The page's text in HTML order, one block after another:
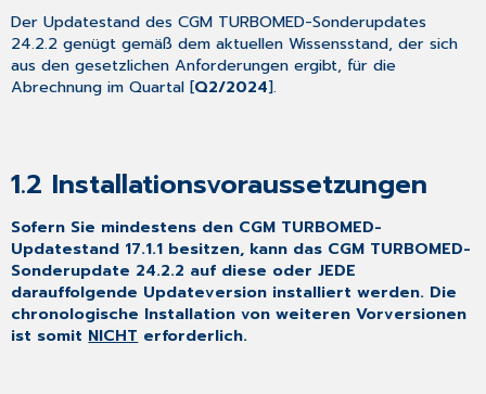
1.2
Installationsvoraussetzungen
1.3
CGM
SMARTUPDATE
schnell,
unkompliziert
und
umweltschonend
1.4
Neues
Der Updatestand des CGM TURBOMED-Sonderupdates
24.2.2 genügt gemäß dem aktuellen Wissensstand, der sich
aus den gesetzlichen Anforderungen ergibt, für die
Abrechnung im Quartal [Q2/2024].
1.2 Installationsvoraussetzungen
Sofern Sie mindestens den CGM TURBOMED-
Updatestand 17.1.1 besitzen, kann das CGM TURBOMED-
Sonderupdate 24.2.2 auf diese oder JEDE
darauffolgende Updateversion installiert werden. Die
chronologische Installation von weiteren Vorversionen
ist somitNICHTerforderlich.